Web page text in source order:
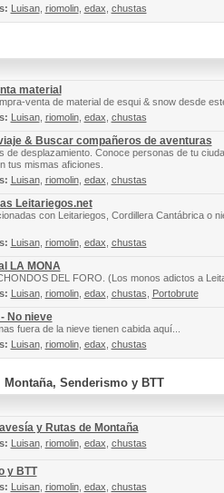
Luisan, riomolin, edax chustas
material
venta de material de esqui & snow desde
Luisan, riomolin, edax chustas
& Buscar compañeros de aventuras
de desplazamiento. Conoce personas de tu
tus mismas aficiones.
Luisan, riomolin, edax chustas
Leitariegos.net
con Leitariegos, Cordillera Cantábrica o
Luisan, riomolin, edax chustas
LA MONA
DEL FORO. (Los monos adictos a
Luisan, riomolin, edax chustas Portobrute
No nieve
fuera de la nieve tienen cabida aquí...
Luisan, riomolin, edax chustas
Montaña, Senderismo y BTT
y Rutas de Montaña
Luisan, riomolin, edax chustas
y BTT
Luisan, riomolin, edax chustas